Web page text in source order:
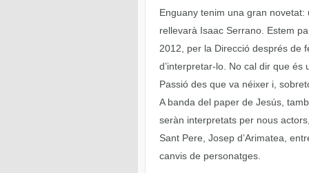
Enguany tenim una gran
rellevarà Isaac Serrano. Estem
2012, per la Direcció després de
d’interpretar-lo. No cal dir que és
Passió des que va néixer i,
A banda del paper de Jesús,
seràn interpretats per nous
Sant Pere, Josep d’Arimatea,
canvis de personatges.